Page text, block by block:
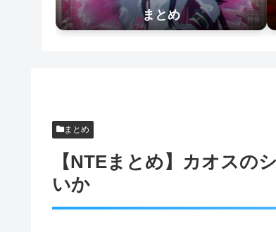
まとめ
まとめ
【NTEまとめ】カオスの
いか